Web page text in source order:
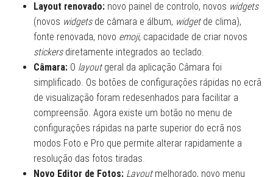
Layout renovado: novo painel de controlo, novos widgets
(novos widgets de câmara e álbum, widget de clima),
fonte renovada, novo emoji, capacidade de criar novos
stickers diretamente integrados ao teclado.
Câmara: O layout geral da aplicação Câmara foi
simplificado. Os botões de configurações rápidas no ecrã
de visualização foram redesenhados para facilitar a
compreensão. Agora existe um botão no menu de
configurações rápidas na parte superior do ecrã nos
modos Foto e Pro que permite alterar rapidamente a
resolução das fotos tiradas.
Novo Editor de Fotos: Layout melhorado, novo menu